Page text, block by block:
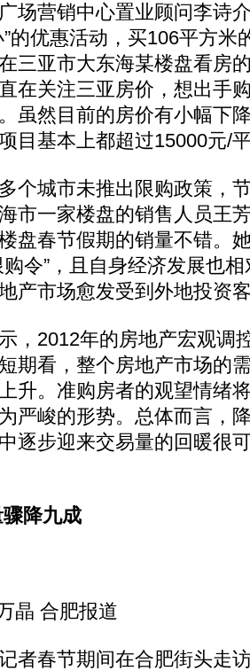
营销中心置业顾问李诗
的优惠活动，买106平方米
三亚市大东海某楼盘看房
在关注三亚房价，想出手
虽然目前的房价有小幅下
目基本上都超过15000元/
城市未推出限购政策，
市一家楼盘的销售人员王
盘春节假期的销量不错。
购令”，且自身经济发展也
产市场愈发受到外地投资
2012年的房地产宏观调
期看，整个房地产市场的
升。准购房者的观望情绪
严峻的形势。总体而言，
逐步迎来交易量的回暖很
降九成
合肥报道
春节期间在合肥街头走